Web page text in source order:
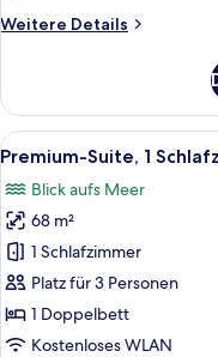
View)
Weitere Details
Weitere
Zimmer,
1 King-
Bett,
(JBR
View)
Alle
Fotos
für
Premium-
Suite,
1
Schlafzimmer,
Meerblick
10
Premium-Suite, 1
Blick aufs Meer
68 m²
1 Schlafzimmer
Platz für 3 Personen
1 Doppelbett
Kostenloses WLAN